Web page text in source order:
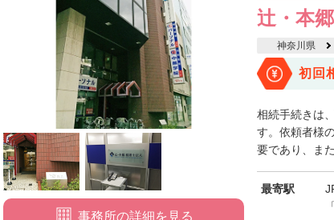
辻・本
神奈川県
初回
相続手続きは
す。依頼者様
要であり、ま
最寄駅
事務所の詳細を見る